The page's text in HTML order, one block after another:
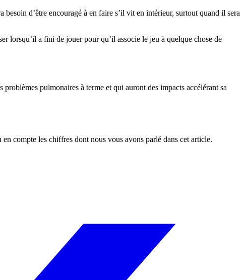
d’être encouragé à en faire s’il vit en intérieur, surtout quand il sera
lorsqu’il a fini de jouer pour qu’il associe le jeu à quelque chose de
pulmonaires à terme et qui auront des impacts accélérant sa
compte les chiffres dont nous vous avons parlé dans cet article.